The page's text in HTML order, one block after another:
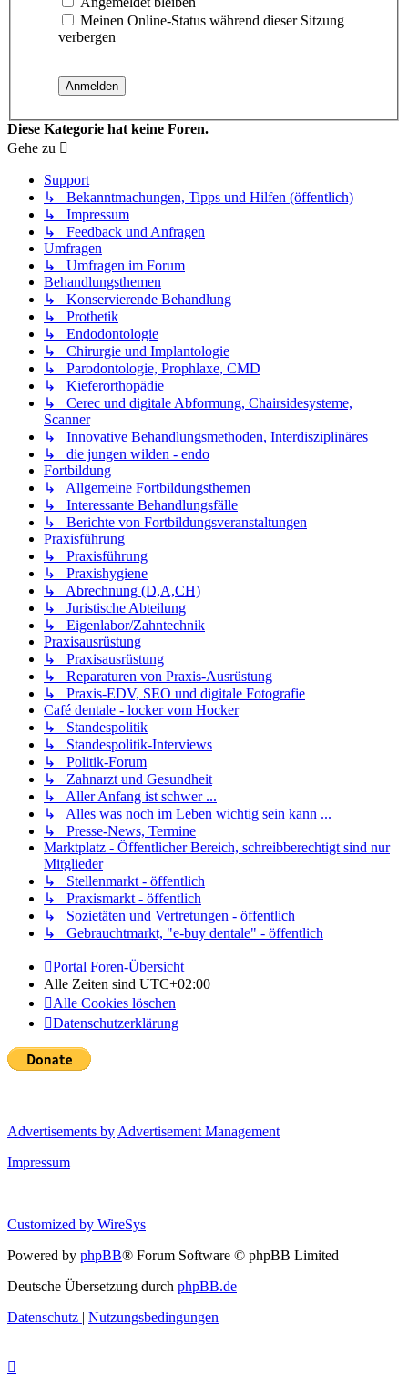
Meinen Online-Status während dieser Sitzung
verbergen
Diese Kategorie hat keine Foren.
Gehe zu
Support
↳ Bekanntmachungen, Tipps und Hilfen (öffentlich)
↳ Impressum
↳ Feedback und Anfragen
Umfragen
↳ Umfragen im Forum
Behandlungsthemen
↳ Konservierende Behandlung
↳ Prothetik
↳ Endodontologie
↳ Chirurgie und Implantologie
↳ Parodontologie, Prophlaxe, CMD
↳ Kieferorthopädie
↳ Cerec und digitale Abformung, Chairsidesysteme,
Scanner
↳ Innovative Behandlungsmethoden, Interdisziplinäres
↳ die jungen wilden - endo
Fortbildung
↳ Allgemeine Fortbildungsthemen
↳ Interessante Behandlungsfälle
↳ Berichte von Fortbildungsveranstaltungen
Praxisführung
↳ Praxisführung
↳ Praxishygiene
↳ Abrechnung (D,A,CH)
↳ Juristische Abteilung
↳ Eigenlabor/Zahntechnik
Praxisausrüstung
↳ Praxisausrüstung
↳ Reparaturen von Praxis-Ausrüstung
↳ Praxis-EDV, SEO und digitale Fotografie
Café dentale - locker vom Hocker
↳ Standespolitik
↳ Standespolitik-Interviews
↳ Politik-Forum
↳ Zahnarzt und Gesundheit
↳ Aller Anfang ist schwer ...
↳ Alles was noch im Leben wichtig sein kann ...
↳ Presse-News, Termine
Marktplatz - Öffentlicher Bereich, schreibberechtigt sind nur
Mitglieder
↳ Stellenmarkt - öffentlich
↳ Praxismarkt - öffentlich
↳ Sozietäten und Vertretungen - öffentlich
↳ Gebrauchtmarkt, "e-buy dentale" - öffentlich
Portal Foren-Übersicht
Alle Zeiten sind UTC+02:00
Alle Cookies löschen
Datenschutzerklärung
Advertisements by Advertisement Management
Impressum
Customized by WireSys
Powered by phpBB® Forum Software © phpBB Limited
Deutsche Übersetzung durch phpBB.de
Datenschutz | Nutzungsbedingungen